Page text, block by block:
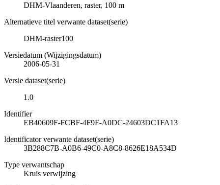
DHM-Vlaanderen, raster, 100 m
Alternatieve titel verwante dataset(serie)
DHM-raster100
Versiedatum (Wijzigingsdatum)
2006-05-31
Versie dataset(serie)
1.0
Identifier
EB40609F-FCBF-4F9F-A0DC-24603DC1FA13
Identificator verwante dataset(serie)
3B288C7B-A0B6-49C0-A8C8-8626E18A534D
Type verwantschap
Kruis verwijzing